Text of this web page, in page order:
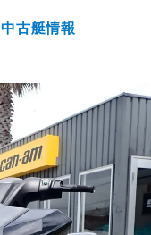
中古艇情報